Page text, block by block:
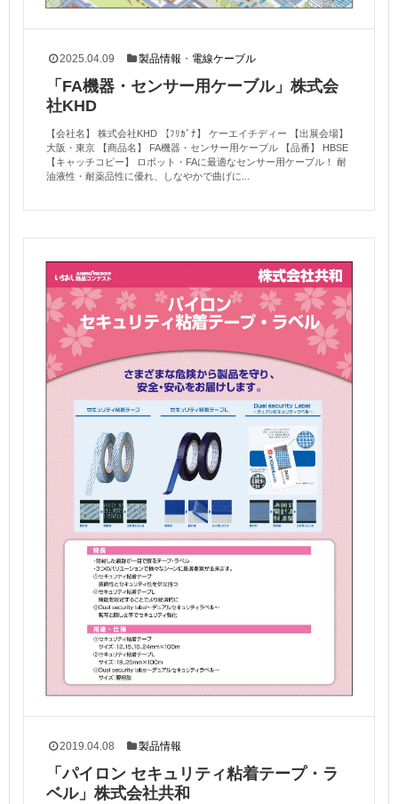
2025.04.09 製品情報 ・ 電線ケーブル
「FA機器・センサー用ケーブル」株式会
社KHD
【会社名】 株式会社KHD 【ﾌﾘｶﾞﾅ】 ケーエイチディー 【出展会場】
大阪・東京 【商品名】 FA機器・センサー用ケーブル 【品番】 HBSE
【キャッチコピー】 ロボット・FAに最適なセンサー用ケーブル！ 耐
油液性・耐薬品性に優れ、しなやかで曲げに...
2019.04.08 製品情報
「パイロン セキュリティ粘着テープ・ラ
ベル」株式会社共和